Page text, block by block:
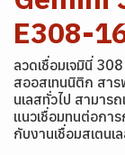
E308-
ลวดเชื่อมเจมินี่
สออสเทนนิติก สาร
นเลสทั่วไป สามาร
แนวเชื่อมทนต่อกา
กับงานเชื่อมสเตน